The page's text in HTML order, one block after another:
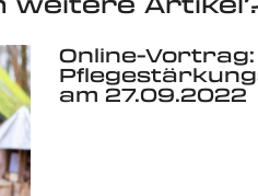
Online-Vortrag:
am 27.09.2022